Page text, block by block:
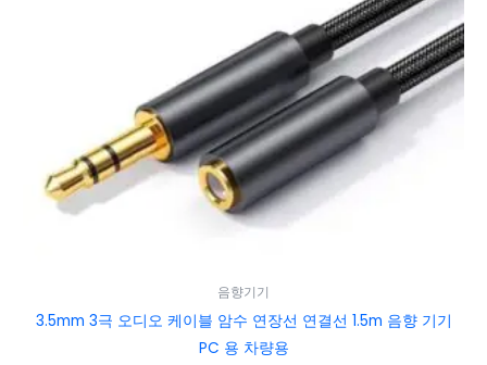
음향기기
3.5mm 3극 오디오 케이블 암수 연장선 연결선 1.5m 음향 기기
PC 용 차량용